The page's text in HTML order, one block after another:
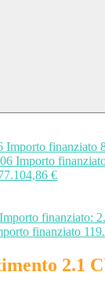
Importo finanziato
Importo
€
finanziato:
finanziato
2.1